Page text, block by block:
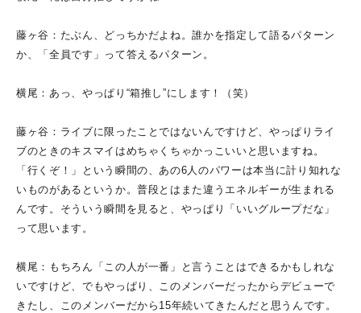
藤ヶ谷：たぶん、どっちかだよね。誰かを指定して語るパターン
か、「全員です」って答えるパターン。
横尾：あっ、やっぱり“箱推し”にします！（笑）
藤ヶ谷：ライブに限ったことではないんですけど、やっぱりライ
ブのときのキスマイはめちゃくちゃかっこいいと思いますね。
「行くぞ！」という瞬間の、あの6人のパワーは本当に計り知れな
いものがあるというか。普段とはまた違うエネルギーが生まれる
んです。そういう瞬間を見ると、やっぱり「いいグループだな」
って思います。
横尾：もちろん「この人が一番」と言うことはできるかもしれな
いですけど、でもやっぱり、このメンバーだったからデビューで
きたし、このメンバーだから15年続いてきたんだと思うんです。